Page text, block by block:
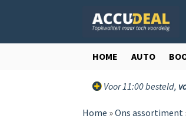
door
direct
HOME AUTO
Voor 11:00 besteld,
Home »Ons assortiment